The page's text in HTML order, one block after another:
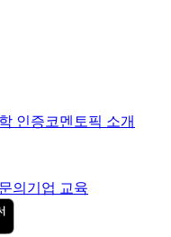
인증코멘토픽 소개
의 기업 교육